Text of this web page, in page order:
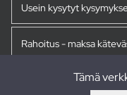
Usein kysytyt
Rahoitus - maksa
Tämä